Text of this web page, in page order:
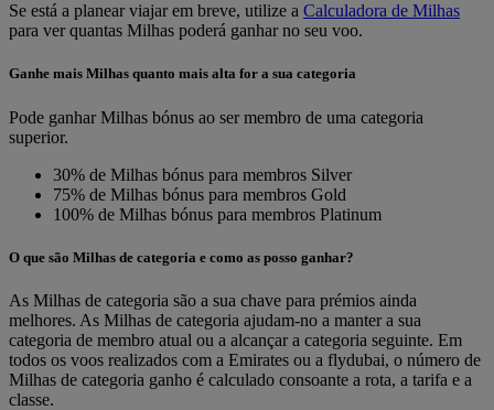
Se está a planear viajar em breve, utilize a Calculadora de Milhas
para ver quantas Milhas poderá ganhar no seu voo.
Ganhe mais Milhas quanto mais alta for a sua categoria
Pode ganhar Milhas bónus ao ser membro de uma categoria
superior.
30% de Milhas bónus para membros Silver
75% de Milhas bónus para membros Gold
100% de Milhas bónus para membros Platinum
O que são Milhas de categoria e como as posso ganhar?
As Milhas de categoria são a sua chave para prémios ainda
melhores. As Milhas de categoria ajudam-no a manter a sua
categoria de membro atual ou a alcançar a categoria seguinte. Em
todos os voos realizados com a Emirates ou a flydubai, o número de
Milhas de categoria ganho é calculado consoante a rota, a tarifa e a
classe.